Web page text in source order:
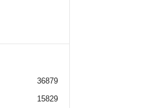
36879
15829